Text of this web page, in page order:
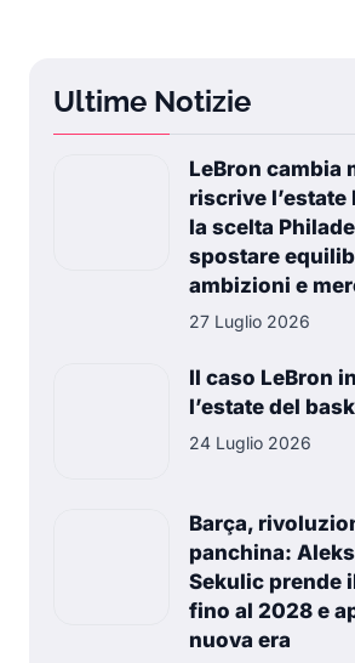
Ultime Notizie
LeBron cambia
riscrive l’estate
la scelta
spostare
ambizioni e
27 Luglio 2026
Il caso LeBron
l’estate del
24 Luglio 2026
Barça,
panchina:
Sekulic prende
fino al 2028 e
nuova era